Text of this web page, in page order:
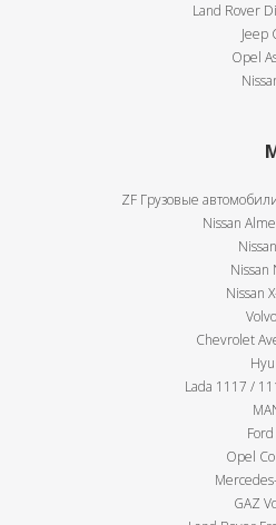
Land Rover
Jeep
Opel
ZF Грузовые
Nissan
Nissan
Nissan
Chevrolet
Lada 1117 /
Opel
GAZ